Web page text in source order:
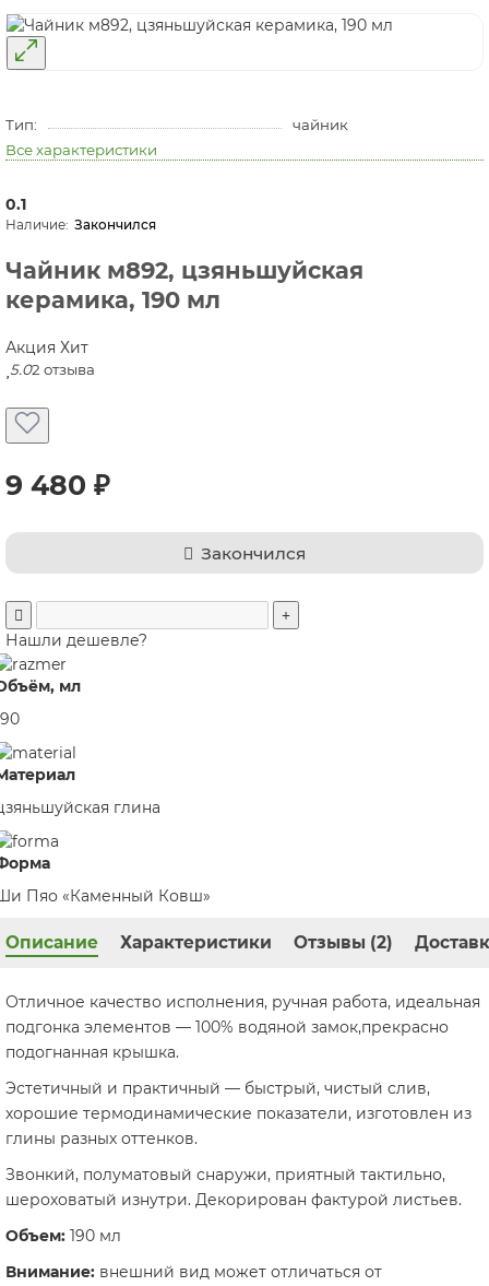
Тип:
чайник
Все характеристики
0.1
Закончился
Чайник м892, цзяньшуйская
керамика, 190 мл
Акция Хит
5.02 отзыва
9 480 ₽
Закончился
Нашли дешевле?
мл
глина
Пяо «Каменный Ковш»
Описание Характеристики Отзывы (2)
Отличное качество исполнения, ручная работа, идеальная
подгонка элементов — 100% водяной замок,прекрасно
подогнанная крышка.
Эстетичный и практичный — быстрый, чистый слив,
хорошие термодинамические показатели, изготовлен из
глины разных оттенков.
Звонкий, полуматовый снаружи, приятный тактильно,
шероховатый изнутри. Декорирован фактурой листьев.
Объем: 190 мл
Внимание: внешний вид может отличаться от